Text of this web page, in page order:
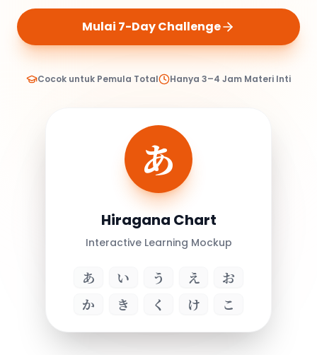
Mulai 7-Day Challenge
Cocok untuk Pemula Total Hanya 3–4 Jam Materi Inti
あ
Hiragana Chart
Interactive Learning Mockup
あ い う え
お
か
き く け こ